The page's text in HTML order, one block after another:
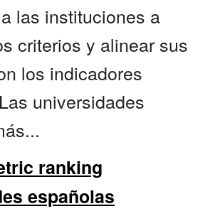
las instituciones a
criterios y alinear sus
los indicadores
universidades
ranking
españolas